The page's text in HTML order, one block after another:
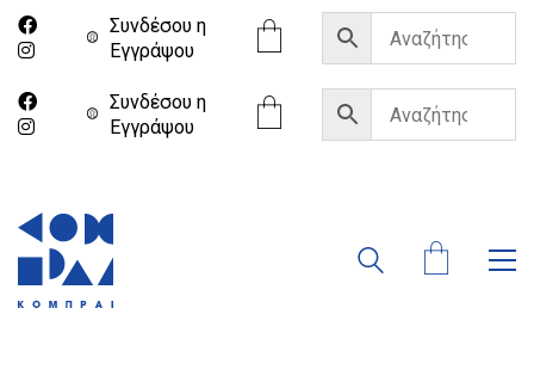
Συνδέσου η
Eγγράψου
Συνδέσου η
Eγγράψου